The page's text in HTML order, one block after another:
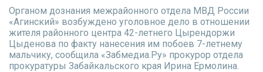
Органом дознания межрайонного отдела МВД России
«Агинский» возбуждено уголовное дело в отношении
жителя районного центра 42-летнего Цырендоржи
Цыденова по факту нанесения им побоев 7-летнему
мальчику, сообщила «Забмедиа.Ру» прокурор отдела
прокуратуры Забайкальского края Ирина Ермолина.